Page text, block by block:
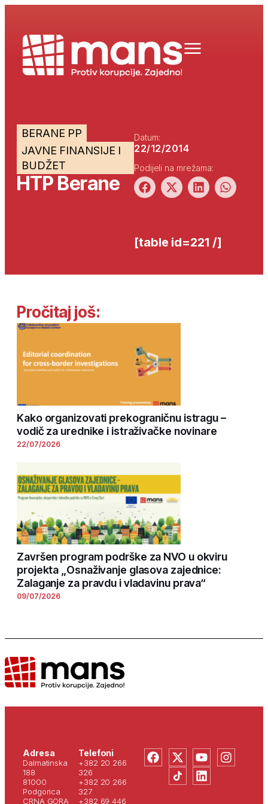
BERANE PP
JAVNE FINANSIJE I
BUDŽET
HTP Berane
Datum:
22/12/2014
Podijeli na mrežama:
[table id=221 /]
Pročitaj još:
Kako organizovati prekograničnu istragu –
vodič za urednike i istraživačke novinare
22/07/2026
Završen program podrške za NVO u okviru
projekta „Osnaživanje glasova zajednice:
Zalaganje za pravdu i vladavinu prava“
09/07/2026
Adresa
Dalmatinska
188
81000
Podgorica
CRNA GORA
Telefoni
+382 20 266
326
+382 20 266
327
+382 69 446